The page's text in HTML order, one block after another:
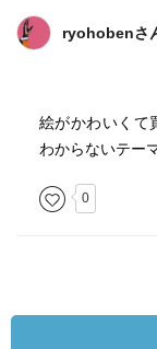
ryohobenさ
絵がかわいくて
わからないテー
0